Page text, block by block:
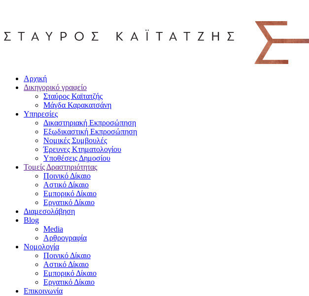
Αρχική
Δικηγορικό γραφείο
Σταύρος Καϊτατζής
Μάγδα Καρακατσάνη
Υπηρεσίες
Δικαστηριακή Εκπροσώπηση
Εξωδικαστική Εκπροσώπηση
Νομικές Συμβουλές
Έρευνες Κτηματολογίου
Υποθέσεις Δημοσίου
Τομείς Δραστηριότητας
Ποινικό Δίκαιο
Αστικό Δίκαιο
Εμπορικό Δίκαιο
Εργατικό Δίκαιο
Διαμεσολάβηση
Blog
Media
Αρθρογραφία
Νομολογία
Ποινικό Δίκαιο
Αστικό Δίκαιο
Εμπορικό Δίκαιο
Εργατικό Δίκαιο
Επικοινωνία